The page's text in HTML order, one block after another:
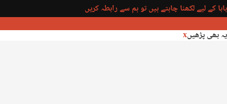
بابا کے لیے لکھنا چاہتے ہیں تو ہم سے رابطہ کریں
یہ بھی پڑھیںx